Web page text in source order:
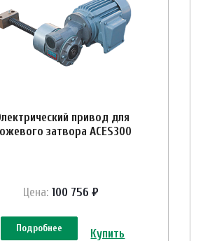
привод для
затвора ACES300
Цена: 100 756 ₽
Подробнее Купить